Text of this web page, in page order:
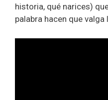
historia, qué narices)
palabra hacen que valga